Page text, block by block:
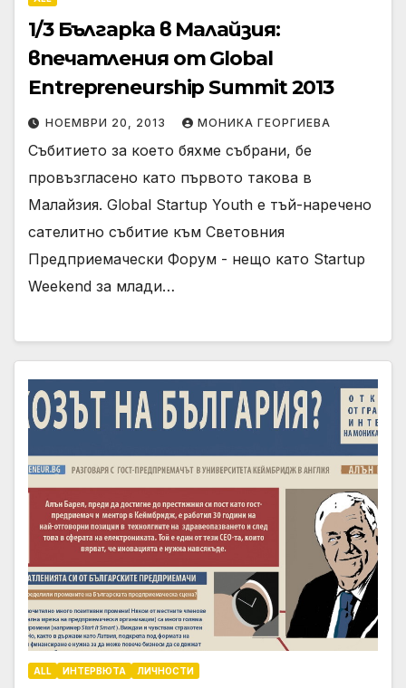
1/3 Българка в Малайзия:
впечатления от Global
Entrepreneurship Summit 2013
НОЕМВРИ 20, 2013 МОНИКА ГЕОРГИЕВА
Събитието за което бяхме събрани, бе
провъзгласено като първото такова в
Малайзия. Global Startup Youth е тъй-наречено
сателитно събитие към Световния
Предприемачески Форум - нещо като Startup
Weekend за млади…
ALL ИНТЕРВЮТА ЛИЧНОСТИ